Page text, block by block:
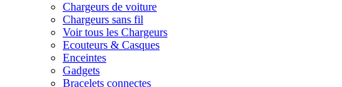
Chargeurs de voiture
Chargeurs sans fil
Voir tous les Chargeurs
Ecouteurs & Casques
Enceintes
Gadgets
Bracelets connectes